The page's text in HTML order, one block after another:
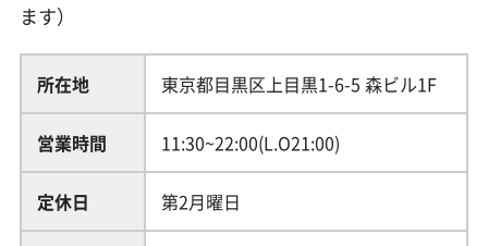
ます）
所在地 東京都目黒区上目黒1-6-5 森ビル1F
営業時間 11:30~22:00(L.O21:00)
定休日 第2月曜日